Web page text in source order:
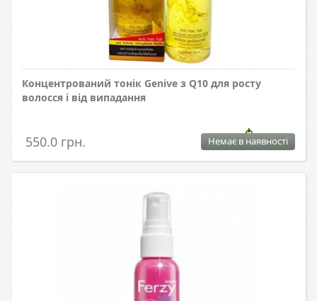
Концентрований тонік Genive з Q10 для росту
волосся і від випадання
550.0 грн. Немає в наявності